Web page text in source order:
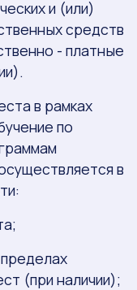
и (или)
средств
- платные
в рамках
по
в
(при наличии);